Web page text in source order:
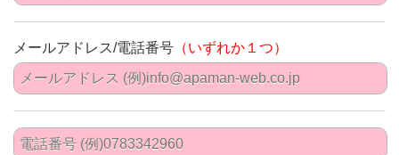
メールアドレス/電話番号 （いずれか１つ）